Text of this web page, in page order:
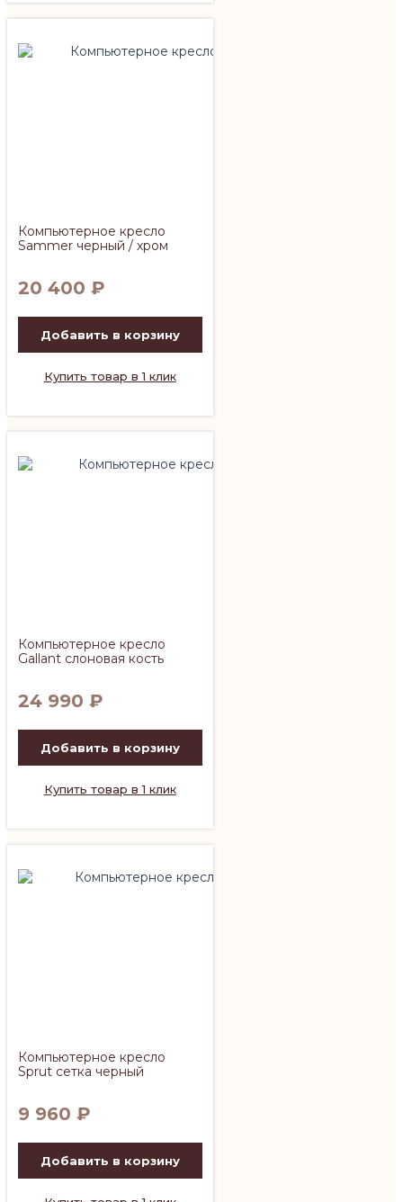
Компьютерное кресло
Sammer черный / хром
20 400 ₽
Добавить в корзину
Купить товар в 1 клик
Компьютерное кресло
Gallant слоновая кость
24 990 ₽
Добавить в корзину
Купить товар в 1 клик
Компьютерное кресло
Sprut сетка черный
9 960 ₽
Добавить в корзину